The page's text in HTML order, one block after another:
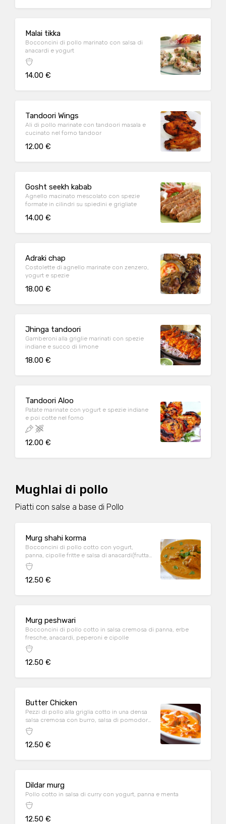
Malai tikka
Bocconcini di pollo marinato con salsa di
anacardi e yogurt
14.00 €
Tandoori Wings
Ali di pollo marinate con tandoori masala e
cucinato nel forno tandoor
12.00 €
Gosht seekh kabab
Agnello macinato mescolato con spezie
formate in cilindri su spiedini e grigliate
14.00 €
Adraki chap
Costolette di agnello marinate con zenzero,
yogurt e spezie
18.00 €
Jhinga tandoori
Gamberoni alla griglie marinati con spezie
indiane e succo di limone
18.00 €
Tandoori Aloo
Patate marinate con yogurt e spezie indiane
e poi cotte nel forno
12.00 €
Mughlai di pollo
Piatti con salse a base di Pollo
Murg shahi korma
Bocconcini di pollo cotto con yogurt,
panna, cipolle fritte e salsa di anacardi(frutta
secca)
12.50 €
Murg peshwari
Bocconcini di pollo cotto in salsa cremosa di panna, erbe
fresche, anacardi, peperoni e cipolle
12.50 €
Butter Chicken
Pezzi di pollo alla griglia cotto in una densa
salsa cremosa con burro, salsa di pomodoro
e panna
12.50 €
Dildar murg
Pollo cotto in salsa di curry con yogurt, panna e menta
12.50 €